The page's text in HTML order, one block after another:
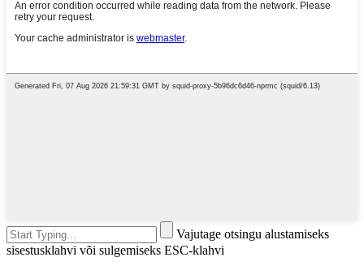
Vajutage otsingu alustamiseks
sisestusklahvi või sulgemiseks ESC-klahvi